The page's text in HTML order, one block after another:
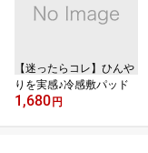
【迷ったらコレ】ひんや
りを実感♪冷感敷パッド
1,680 円